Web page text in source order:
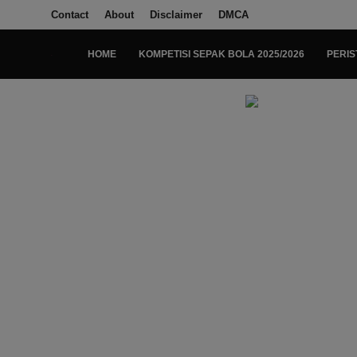
Contact About Disclaimer DMCA
HOME KOMPETISI SEPAK BOLA 2025/2026